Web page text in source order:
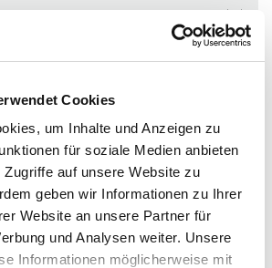
Cookies
um Inhalte und Anzeigen zu
für soziale Medien anbieten
auf unsere Website zu
geben wir Informationen zu Ihrer
Website an unsere Partner für
und Analysen weiter. Unsere
Informationen möglicherweise mit